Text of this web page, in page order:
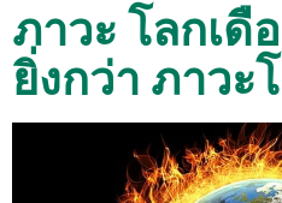
ภาวะ โลกเดื
ยิ่งกว่า ภาวะ